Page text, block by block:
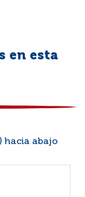
en esta
hacia abajo